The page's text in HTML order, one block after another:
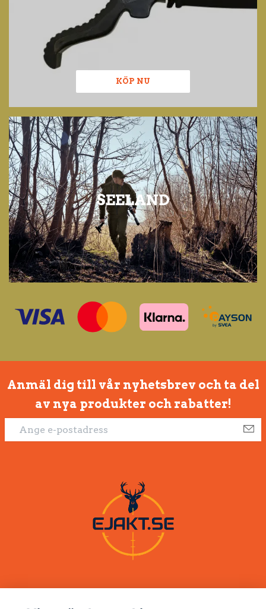
KÖP NU
SEELAND
Anmäl dig till vår nyhetsbrev och ta del
av nya produkter och rabatter!